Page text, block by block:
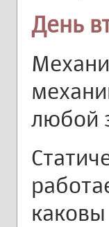
День
любой